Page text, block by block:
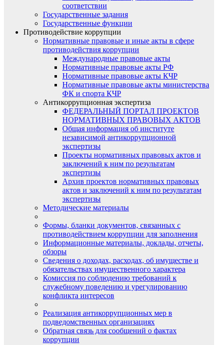
соответствии
Государственные задания
Государственные функции
Противодействие коррупции
Нормативные правовые и иные акты в сфере
противодействия коррупции
Международные правовые акты
Нормативные правовые акты РФ
Нормативные правовые акты КЧР
Нормативные правовые акты министерства
ФК и спорта КЧР
Антикоррупционная экспертиза
ФЕДЕРАЛЬНЫЙ ПОРТАЛ ПРОЕКТОВ
НОРМАТИВНЫХ ПРАВОВЫХ АКТОВ
Общая информация об институте
независимой антикоррупционной
экспертизы
Проекты нормативных правовых актов и
заключений к ним по результатам
экспертизы
Архив проектов нормативных правовых
актов и заключений к ним по результатам
экспертизы
Методические материалы
Формы, бланки документов, связанных с
противодействием коррупции для заполнения
Информационные материалы, доклады, отчеты,
обзоры
Сведения о доходах, расходах, об имуществе и
обязательствах имущественного характера
Комиссия по соблюдению требований к
служебному поведению и урегулированию
конфликта интересов
Реализация антикоррупционных мер в
подведомственных организациях
Обратная связь для сообщений о фактах
коррупции